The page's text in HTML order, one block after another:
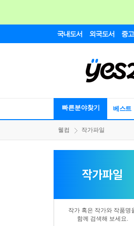
국내도서 외국도서 중
빠른분야찾기 베스트
웰컴 작가파일
작가파일
작가 혹은 작가와 작품명
함께 검색해 보세요.